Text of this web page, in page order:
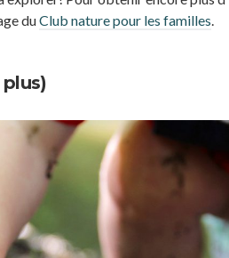
duClub nature pour les familles.